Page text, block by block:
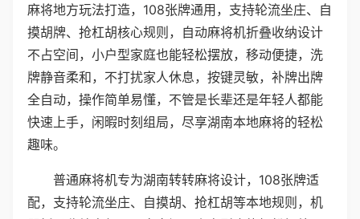
麻将地方玩法打造，108张牌通用，支持轮流坐庄、自
摸胡牌、抢杠胡核心规则，自动麻将机折叠收纳设计
不占空间，小户型家庭也能轻松摆放，移动便捷，洗
牌静音柔和，不打扰家人休息，按键灵敏，补牌出牌
全自动，操作简单易懂，不管是长辈还是年轻人都能
快速上手，闲暇时刻组局，尽享湖南本地麻将的轻松
趣味。
普通麻将机专为湖南转转麻将设计，108张牌适
配，支持轮流坐庄、自摸胡、抢杠胡等本地规则，机